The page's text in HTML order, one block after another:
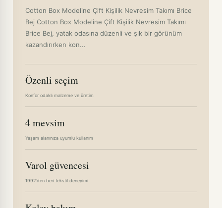
Cotton Box Modeline Çift Kişilik Nevresim Takımı Brice
Bej Cotton Box Modeline Çift Kişilik Nevresim Takımı
Brice Bej, yatak odasına düzenli ve şık bir görünüm
kazandırırken kon...
Özenli seçim
Konfor odaklı malzeme ve üretim
4 mevsim
Yaşam alanınıza uyumlu kullanım
Varol güvencesi
1992'den beri tekstil deneyimi